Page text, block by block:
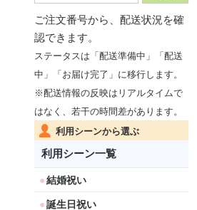
ご注文番号から、 配送状況を確
認できます。
ステータスは「配送準備中」「配送
中」「お届け完了」に移行します。
※配送情報の反映はリアルタイムで
はなく、若干の時間差があります。
利用シーンから選ぶ
利用シーン一覧
結婚祝い
誕生日祝い